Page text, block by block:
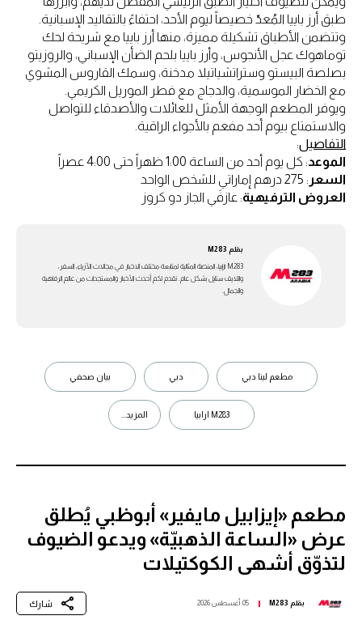
طبق أرز باييا المُعدّ خصيصاً ليوم الأحد، احتفاءً بالتقاليد الإسبانية.
وتتضمن الأطباق تشكيلة مميزة، منها أرز باييا مع شريحة لحك
توماهوك عجل الأنجوس، وأرز باييا بلحم الضأن الإسباني، والروزيتو
بصلصة البيستو وستراتشياتيلا مدخنة، وسمك القاروس المشوي
مع الخضار الموسمية، والدجاج مع فطر الموريل الكريمي.
ويوفر المطعم الوجهة الأمثل للعائلات والأصدقاء للتواصل
والاستمتاع بيوم أحد مفعم بالأجواء الراقية.
التفاصيل:
الموعد: كل يوم أحد من الساعة 1:00 ظهراً حتى 4:00 عصراً
السعر : 275 درهم إماراتي للشخص الواحد
العروض الترفيهية: عازفَي الجاز دو كروز
بقلم M283
M283 ارابيا، المنصة المثالية لمتابعة مختلف الاخبار في مجالات الأزياء، السفر،
واللايف ستايل بشكل عام. تقدم لكم أحدث الأخبار والمستجدات من عالم الرفاهية
والجمال.
مطعم لينا دبي دبي بيان صحفي
M283 ارابيا المزيد...
مطعم «إيزابيل مايفير» أبوظبي يُطلق
عرض «الساعة الذهبيّة» ويدعو الضيوف
لتذوّق أشهى الكوكتيلات
بقلم M283 05 أغسطس 2026 شارك